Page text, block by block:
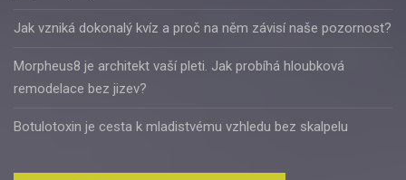
Jak vzniká dokonalý kvíz a proč na něm závisí naše pozornost?
Morpheus8 je architekt vaší pleti. Jak probíhá hloubková
remodelace bez jizev?
Botulotoxin je cesta k mladistvému vzhledu bez skalpelu